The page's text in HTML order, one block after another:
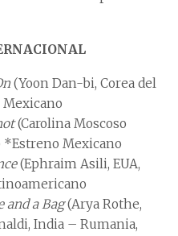
(Yoon Dan-bi, Corea del
Mexicano
(Carolina Moscoso
*Estreno Mexicano
(Ephraim Asili, EUA,
and a Bag(Arya Rothe,
India – Rumania,